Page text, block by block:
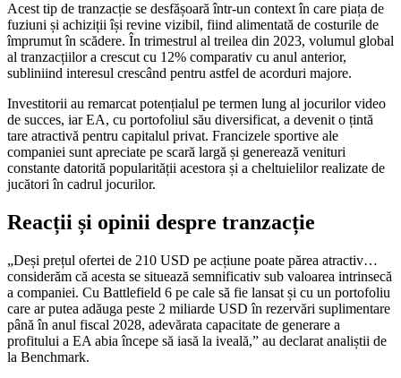
Acest tip de tranzacție se desfășoară într-un context în care piața de
fuziuni și achiziții își revine vizibil, fiind alimentată de costurile de
împrumut în scădere. În trimestrul al treilea din 2023, volumul global
al tranzacțiilor a crescut cu 12% comparativ cu anul anterior,
subliniind interesul crescând pentru astfel de acorduri majore.
Investitorii au remarcat potențialul pe termen lung al jocurilor video
de succes, iar EA, cu portofoliul său diversificat, a devenit o țintă
tare atractivă pentru capitalul privat. Francizele sportive ale
companiei sunt apreciate pe scară largă și generează venituri
constante datorită popularității acestora și a cheltuielilor realizate de
jucători în cadrul jocurilor.
Reacții și opinii despre tranzacție
„Deși prețul ofertei de 210 USD pe acțiune poate părea atractiv…
considerăm că acesta se situează semnificativ sub valoarea intrinsecă
a companiei. Cu Battlefield 6 pe cale să fie lansat și cu un portofoliu
care ar putea adăuga peste 2 miliarde USD în rezervări suplimentare
până în anul fiscal 2028, adevărata capacitate de generare a
profitului a EA abia începe să iasă la iveală,” au declarat analiștii de
la Benchmark.